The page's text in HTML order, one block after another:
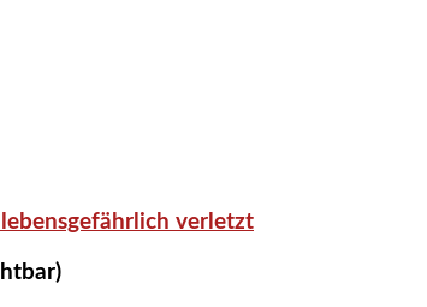
verletzt